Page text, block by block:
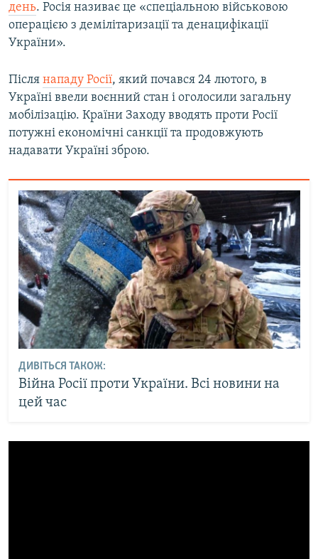
день. Росія називає це «спеціальною військовою
операцією з демілітаризації та денацифікації
України».
Після нападу Росії, який почався 24 лютого, в
Україні ввели воєнний стан і оголосили загальну
мобілізацію. Країни Заходу вводять проти Росії
потужні економічні санкції та продовжують
надавати Україні зброю.
ДИВІТЬСЯ ТАКОЖ:
Війна Росії проти України. Всі новини на
цей час